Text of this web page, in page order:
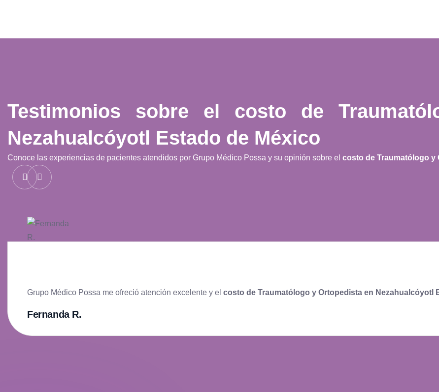
Testimonios sobre el costo de
Nezahualcóyotl Estado de México
Conoce las experiencias de pacientes atendidos por Grupo Médico Possa y su opinión sobre el costo de Traumatólogo y
Grupo Médico Possa me ofreció atención excelente y el costo de Traumatólogo y Ortopedista en Nezahualcóyotl
Fernanda R.